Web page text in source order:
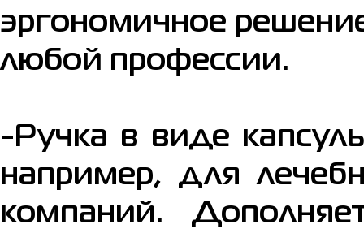
эргономичное
любой профессии.
-Ручка в виде
например, для
компаний.